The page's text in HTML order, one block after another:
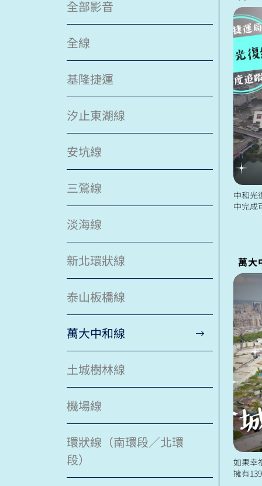
全部影音
全線
基隆捷運
汐止東湖線
安坑線
三鶯線
淡海線
新北環狀線
泰山板橋線
萬大中和線
土城樹林線
機場線
環狀線（南環段／北環
段）
中和光
中完成
萬大
如果幸
擁有